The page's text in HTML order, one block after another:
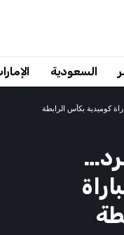
السعودية
كوميدية بكأس الرابطة